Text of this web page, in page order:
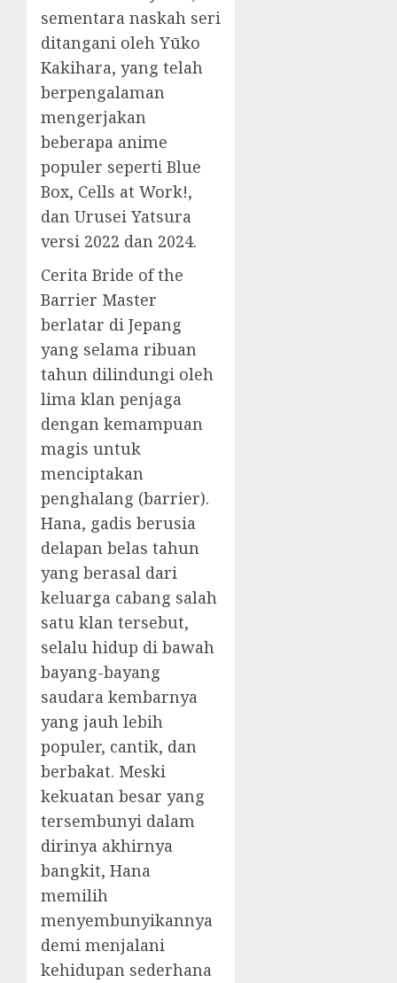
sementara naskah seri
ditangani oleh Yūko
Kakihara, yang telah
berpengalaman
mengerjakan
beberapa anime
populer seperti Blue
Box, Cells at Work!,
dan Urusei Yatsura
versi 2022 dan 2024.
Cerita Bride of the
Barrier Master
berlatar di Jepang
yang selama ribuan
tahun dilindungi oleh
lima klan penjaga
dengan kemampuan
magis untuk
menciptakan
penghalang (barrier).
Hana, gadis berusia
delapan belas tahun
yang berasal dari
keluarga cabang salah
satu klan tersebut,
selalu hidup di bawah
bayang-bayang
saudara kembarnya
yang jauh lebih
populer, cantik, dan
berbakat. Meski
kekuatan besar yang
tersembunyi dalam
dirinya akhirnya
bangkit, Hana
memilih
menyembunyikannya
demi menjalani
kehidupan sederhana